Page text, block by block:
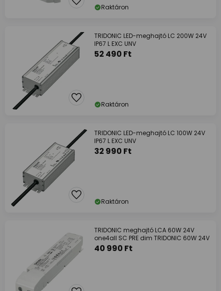
Raktáron
TRIDONIC LED-meghajtó LC 200W 24V
IP67 L EXC UNV
52 490 Ft
Raktáron
TRIDONIC LED-meghajtó LC 100W 24V
IP67 L EXC UNV
32 990 Ft
Raktáron
TRIDONIC meghajtó LCA 60W 24V
one4all SC PRE dim TRIDONIC 60W 24V
40 990 Ft